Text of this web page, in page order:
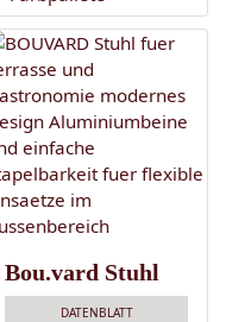
Bou.vard Stuhl
DATENBLATT